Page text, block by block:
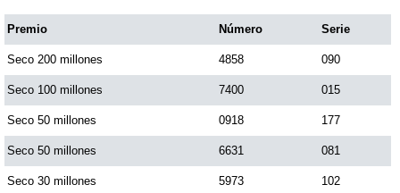
Dorado Tarde
Dorado Noche
Fantástica Día
Fantástica Noche
Premio Número Serie
Seco 200 millones 4858 090
Seco 100 millones 7400 015
Seco 50 millones 0918 177
Seco 50 millones 6631 081
Seco 30 millones 5973 102